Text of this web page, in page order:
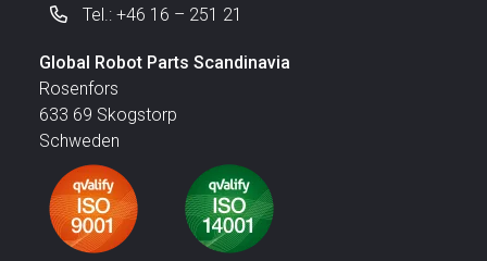
Tel.: +46 16 – 251 21
Global Robot Parts Scandinavia
Rosenfors
633 69 Skogstorp
Schweden